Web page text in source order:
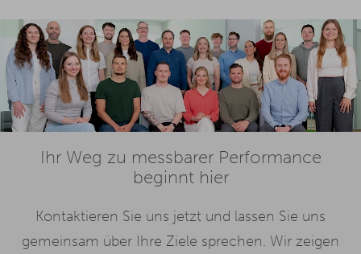
Ihr Weg zu messbarer Performance
beginnt hier
Kontaktieren Sie uns jetzt und lassen Sie uns
gemeinsam über Ihre Ziele sprechen. Wir zeigen